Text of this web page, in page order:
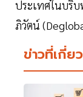
ประเทศในบริบ
ภิวัตน์
ข่าวที่เกี่ย